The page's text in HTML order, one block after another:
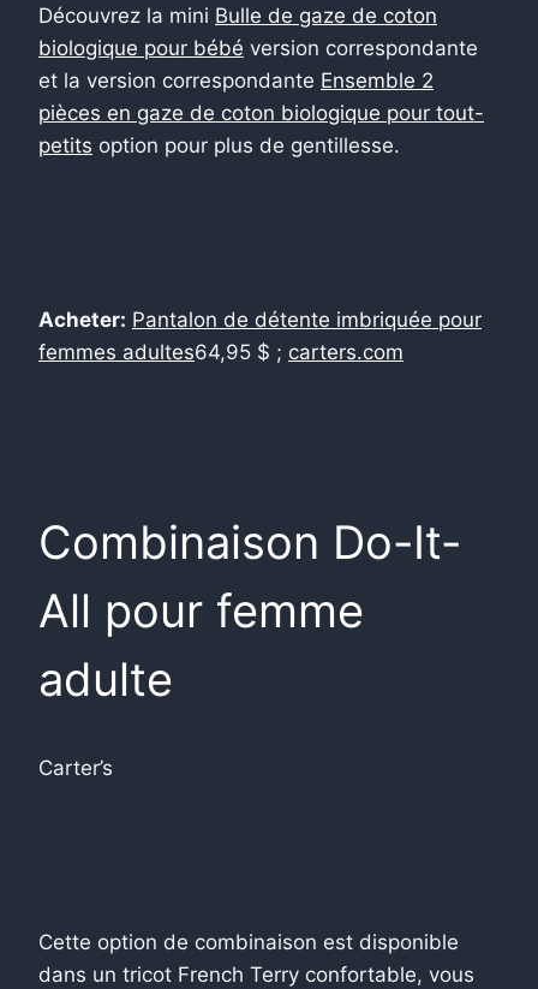
Découvrez la mini Bulle de gaze de coton
biologique pour bébé version correspondante
et la version correspondante Ensemble 2
pièces en gaze de coton biologique pour tout-
petits option pour plus de gentillesse.
Acheter: Pantalon de détente imbriquée pour
femmes adultes64,95 $ ; carters.com
Combinaison Do-It-
All pour femme
adulte
Carter’s
Cette option de combinaison est disponible
dans un tricot French Terry confortable, vous